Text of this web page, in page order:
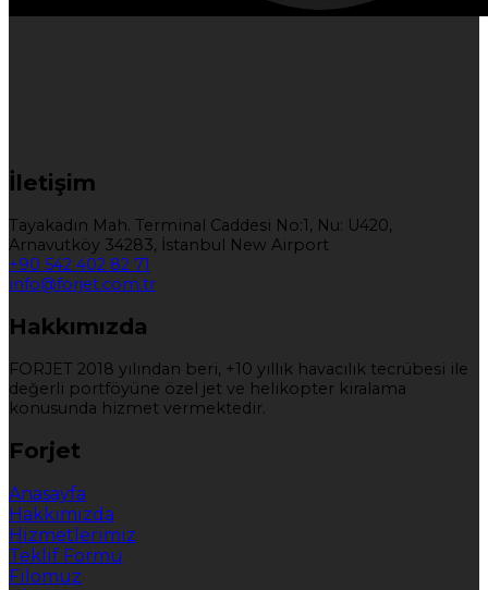
İletişim
Tayakadın Mah. Terminal Caddesi No:1, Nu: U420,
Arnavutköy 34283, İstanbul New Airport
+90 542 402 82 71
info@forjet.com.tr
Hakkımızda
FORJET 2018 yılından beri, +10 yıllık havacılık tecrübesi ile
değerli portföyüne özel jet ve helikopter kiralama
konusunda hizmet vermektedir.
Forjet
Anasayfa
Hakkımızda
Hizmetlerimiz
Teklif Formu
Filomuz